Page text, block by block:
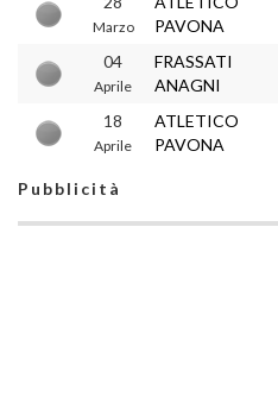
Marzo
PAVONA
04
Aprile
FRASSATI
ANAGNI
18
Aprile
ATLETICO
PAVONA
Pubblicità